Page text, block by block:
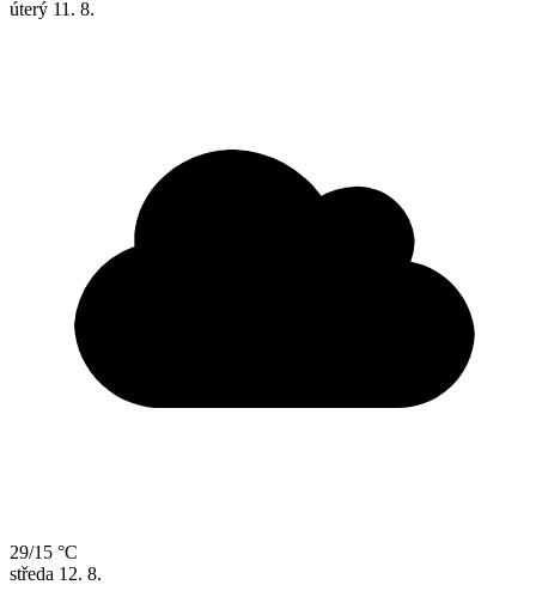
úterý 11. 8.
29/15 °C
středa 12. 8.